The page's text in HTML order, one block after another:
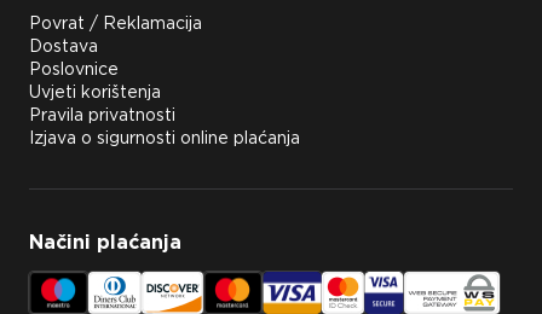
Povrat / Reklamacija
Dostava
Poslovnice
Uvjeti korištenja
Pravila privatnosti
Izjava o sigurnosti online plaćanja
Načini plaćanja